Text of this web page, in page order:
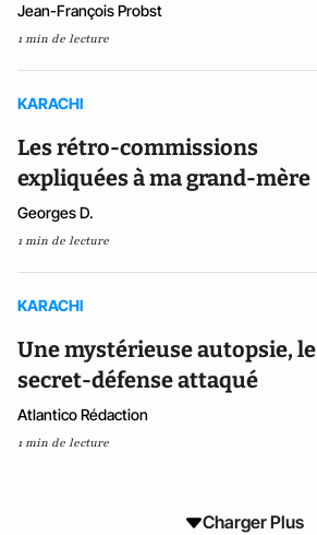
Jean-François Probst
1 min de lecture
KARACHI
Les rétro-commissions
expliquées à ma grand-mère
Georges D.
1 min de lecture
KARACHI
Une mystérieuse autopsie, le
secret-défense attaqué
Atlantico Rédaction
1 min de lecture
Charger Plus